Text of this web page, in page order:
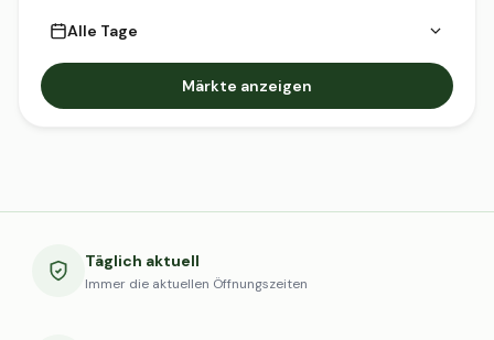
Alle Tage
Märkte anzeigen
Täglich aktuell
Immer die aktuellen Öffnungszeiten